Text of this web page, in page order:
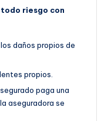
riesgo con
daños propios de
propios.
paga una
aseguradora se